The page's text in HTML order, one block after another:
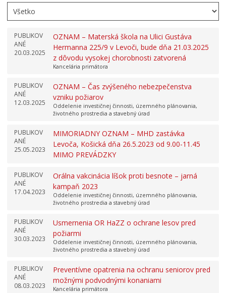
PUBLIKOV
ANÉ
20.03.2025
OZNAM – Materská škola na Ulici Gustáva
Hermanna 225/9 v Levoči, bude dňa 21.03.2025
z dôvodu vysokej chorobnosti zatvorená
Kancelária primátora
PUBLIKOV
ANÉ
12.03.2025
OZNAM – Čas zvýšeného nebezpečenstva
vzniku požiarov
Oddelenie investičnej činnosti, územného plánovania,
životného prostredia a stavebný úrad
PUBLIKOV
ANÉ
25.05.2023
MIMORIADNY OZNAM – MHD zastávka
Levoča, Košická dňa 26.5.2023 od 9.00-11.45
MIMO PREVÁDZKY
PUBLIKOV
ANÉ
17.04.2023
Orálna vakcinácia líšok proti besnote – jarná
kampaň 2023
Oddelenie investičnej činnosti, územného plánovania,
životného prostredia a stavebný úrad
PUBLIKOV
ANÉ
30.03.2023
Usmernenia OR HaZZ o ochrane lesov pred
požiarmi
Oddelenie investičnej činnosti, územného plánovania,
životného prostredia a stavebný úrad
PUBLIKOV
ANÉ
08.03.2023
Preventívne opatrenia na ochranu seniorov pred
možnými podvodnými konaniami
Kancelária primátora